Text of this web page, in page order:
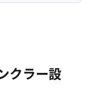
クラー設